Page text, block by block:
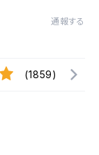
通報する
(1859)